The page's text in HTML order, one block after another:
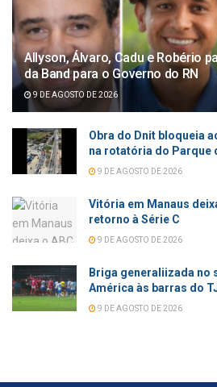
Allyson, Álvaro, Cadu e Robério
da Band para o Governo do RN
9 DE AGOSTO DE 2026
Obra do Dnit bloqueia
na rotatória do Parque
9 DE AGOSTO DE 2026
Vitória em Manaus
retorno à Série C
9 DE AGOSTO DE 2026
Briga generaliizada no
América às barras do
9 DE AGOSTO DE 2026